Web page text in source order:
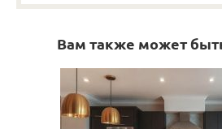
Вам также может